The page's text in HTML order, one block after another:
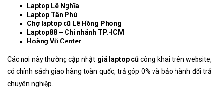
Laptop Lê Nghĩa
Laptop Tân Phú
Chợ laptop cũ Lê Hồng Phong
Laptop88 – Chi nhánh TP.HCM
Hoàng Vũ Center
Các nơi này thường cập nhật giá laptop cũcông khai trên website,
có chính sách giao hàng toàn quốc, trả góp 0% và bảo hành đổi trả
chuyên nghiệp.